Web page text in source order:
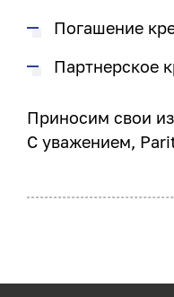
Погашение
Партнерское
Приносим свои
С уважением,